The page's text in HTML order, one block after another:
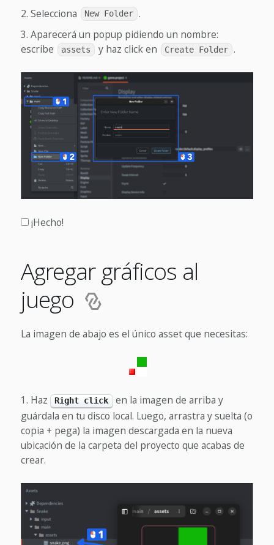
Selecciona New Folder .
Aparecerá un popup pidiendo un nombre:
escribe
assets y haz click en Create Folder .
¡Hecho!
Agregar gráficos al
juego
La imagen de abajo es el único asset que necesitas:
Haz Right click
en la imagen de arriba y
guárdala en tu disco local. Luego, arrastra y suelta (o
copia + pega) la imagen descargada en la nueva
ubicación de la carpeta del proyecto que acabas de
crear.